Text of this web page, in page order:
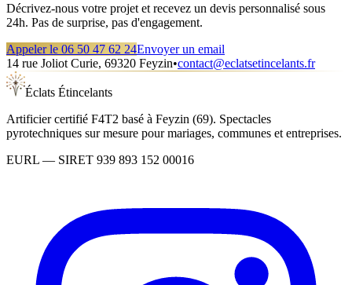
Décrivez-nous votre projet et recevez un devis personnalisé sous
24h. Pas de surprise, pas d'engagement.
Appeler le 06 50 47 62 24Envoyer un email
14 rue Joliot Curie, 69320 Feyzin•contact@eclatsetincelants.fr
Éclats Étincelants
Artificier certifié F4T2 basé à Feyzin (69). Spectacles
pyrotechniques sur mesure pour mariages, communes et entreprises.
EURL — SIRET 939 893 152 00016